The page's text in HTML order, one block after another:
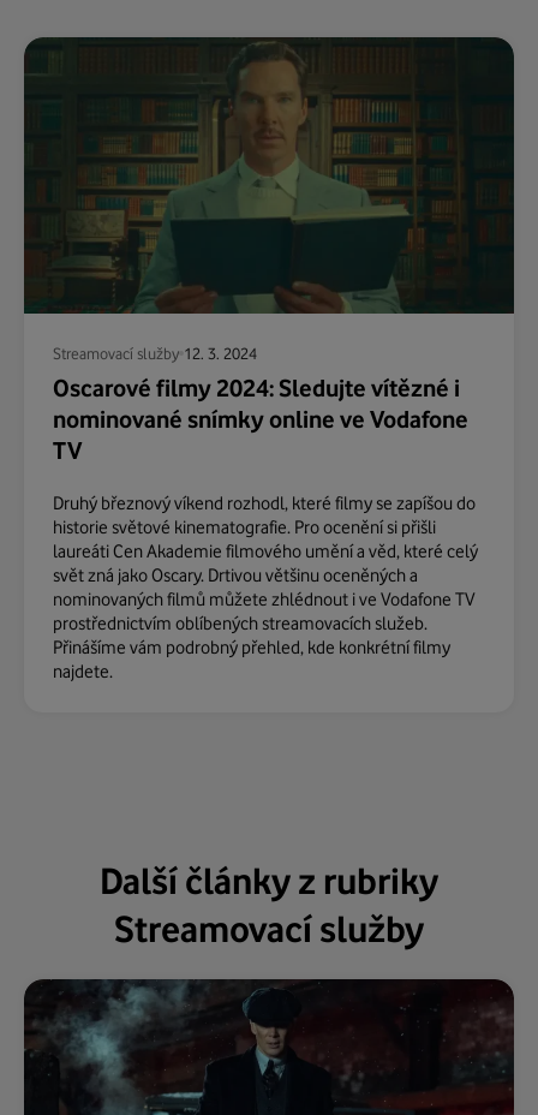
Streamovací služby 12. 3. 2024
Oscarové filmy 2024: Sledujte vítězné i
nominované snímky online ve Vodafone
TV
Druhý březnový víkend rozhodl, které filmy se zapíšou do
historie světové kinematografie. Pro ocenění si přišli
laureáti Cen Akademie filmového umění a věd, které celý
svět zná jako Oscary. Drtivou většinu oceněných a
nominovaných filmů můžete zhlédnout i ve Vodafone TV
prostřednictvím oblíbených streamovacích služeb.
Přinášíme vám podrobný přehled, kde konkrétní filmy
najdete.
Další články z rubriky
Streamovací služby